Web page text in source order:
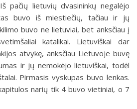
pačių lietuvių dvasininkų negalėjo
buvo iš miestiečių, tačiau ir jų
buvo ne lietuviai, bet anksčiau į
katalikai. Lietuviškai dar
atvykę, anksčiau Lietuvoje buvę
ir jų nemokėjo lietuviškai, todėl
Pirmasis vyskupas buvo lenkas.
narių tik 4 buvo vietiniai, o 7